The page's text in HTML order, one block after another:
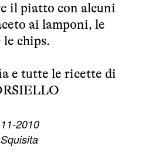
il piatto con alcuni
ai lamponi, le
chips.
e tutte le ricette di
2010